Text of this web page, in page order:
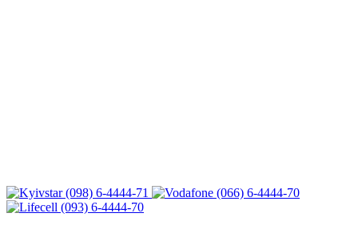
(098) 6-4444-71
(066) 6-4444-70
(093) 6-4444-70